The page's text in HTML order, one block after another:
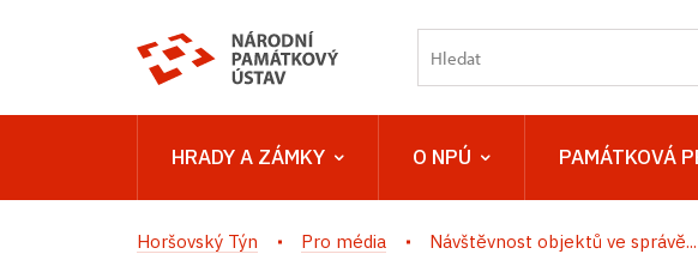
HRADY A ZÁMKY O NPÚ PAMÁTKOVÁ
Horšovský Týn Pro média Návštěvnost objektů ve správě...